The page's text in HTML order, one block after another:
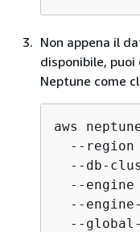
Non appena il
disponibile,
Neptune come
aws
  --region
--db-
--engine
--
--